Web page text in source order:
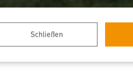
Schließen